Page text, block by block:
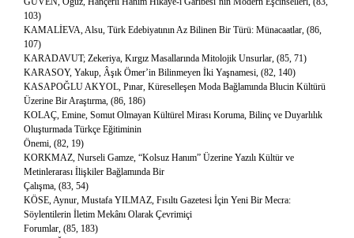
103)
KAMALİEVA, Alsu, Türk Edebiyatının Az Bilinen Bir Türü: Münacaatlar, (86,
107)
KARADAVUT; Zekeriya, Kırgız Masallarında Mitolojik Unsurlar, (85, 71)
KARASOY, Yakup, Âşık Ömer’in Bilinmeyen İki Yaşnamesi, (82, 140)
KASAPOĞLU AKYOL, Pınar, Küreselleşen Moda Bağlamında Blucin Kültürü
Üzerine Bir Araştırma, (86, 186)
KOLAÇ, Emine, Somut Olmayan Kültürel Mirası Koruma, Bilinç ve Duyarlılık
Oluşturmada Türkçe Eğitiminin
Önemi, (82, 19)
KORKMAZ, Nurseli Gamze, “Kolsuz Hanım” Üzerine Yazılı Kültür ve
Metinlerarası İlişkiler Bağlamında Bir
Çalışma, (83, 54)
KÖSE, Aynur, Mustafa YILMAZ, Fısıltı Gazetesi İçin Yeni Bir Mecra:
Söylentilerin İletim Mekânı Olarak Çevrimiçi
Forumlar, (85, 183)